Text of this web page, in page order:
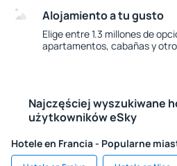
Alojamiento a tu gusto
Elige entre 1.3 millones de
apartamentos, cabañas y
Najczęściej wyszukiwane
użytkowników eSky
Hotele en Francia - Popularne